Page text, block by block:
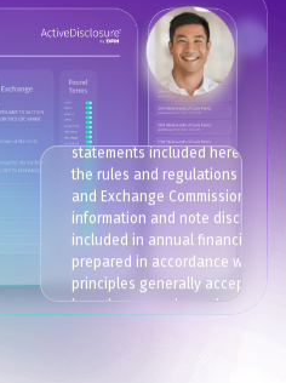
We have prepared our
condensed consolidated
statements included herein
the rules and regulations of the
and Exchange Commission.
information and note
included in annual financial
prepared in accordance with
principles generally accepted in
have been condensed or